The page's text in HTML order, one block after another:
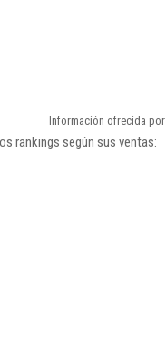
Información ofrecida por
rankings según sus ventas: